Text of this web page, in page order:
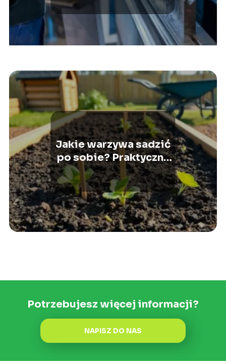
Jakie warzywa sadzić
po sobie? Praktyczny
poradnik rotacji
Potrzebujesz więcej informacji?
NAPISZ DO NAS